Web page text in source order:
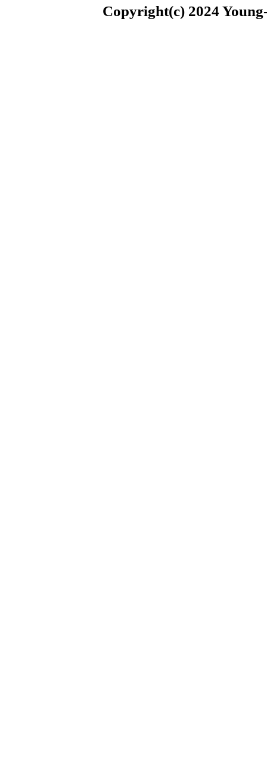
Copyright(c) 2024